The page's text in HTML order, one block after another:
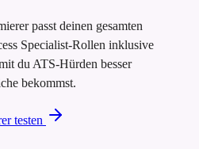
passt deinen gesamten
Specialist-Rollen inklusive
du ATS-Hürden besser
bekommst.
testen